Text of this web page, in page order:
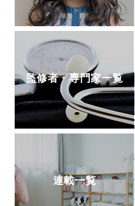
監修者・専門家一覧
連載一覧